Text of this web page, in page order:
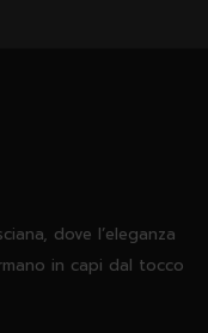
dove l’eleganza
in capi dal tocco